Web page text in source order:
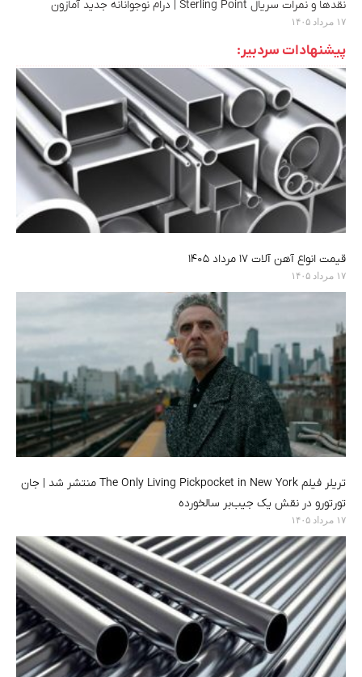
نقدها و نمرات سریال Sterling Point | درام نوجوانانه جدید آمازون
۱۷ مرداد ۱۴۰۵
پیشنهادات سردبیر:
قیمت انواع آهن آلات ۱۷ مرداد ۱۴۰۵
۱۷ مرداد ۱۴۰۵
تریلر فیلم The Only Living Pickpocket in New York منتشر شد | جان
تورتورو در نقش یک جیب‌بر سالخورده
۱۷ مرداد ۱۴۰۵